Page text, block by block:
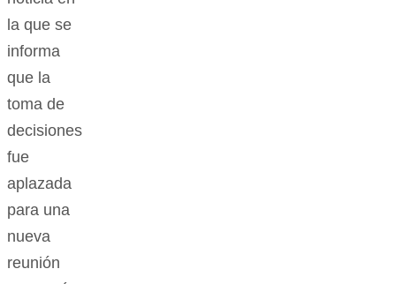
emisora
Caracol
Radio en
su portal
de
internet
publicó
la que se